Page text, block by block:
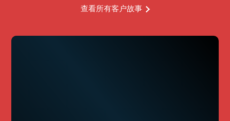
查看所有客户故事